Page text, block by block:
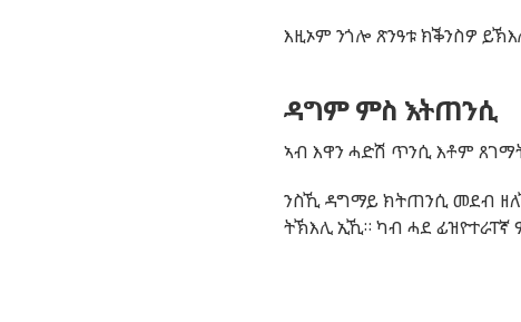
እዚኦም ንጎሎ ጽንዓቱ ክቕንስዎ
ዳግም ምስ እትጠንሲ
ኣብ እዋን ሓድሽ ጥንሲ እቶም
ንስኺ ዳግማይ ክትጠንሲ መደብ
ትኽእሊ ኢኺ። ካብ ሓደ